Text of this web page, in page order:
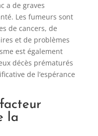
a de graves
Les fumeurs sont
de cancers, de
et de problèmes
est également
décès prématurés
de l’espérance
la